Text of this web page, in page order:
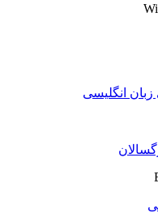
انگلیسی